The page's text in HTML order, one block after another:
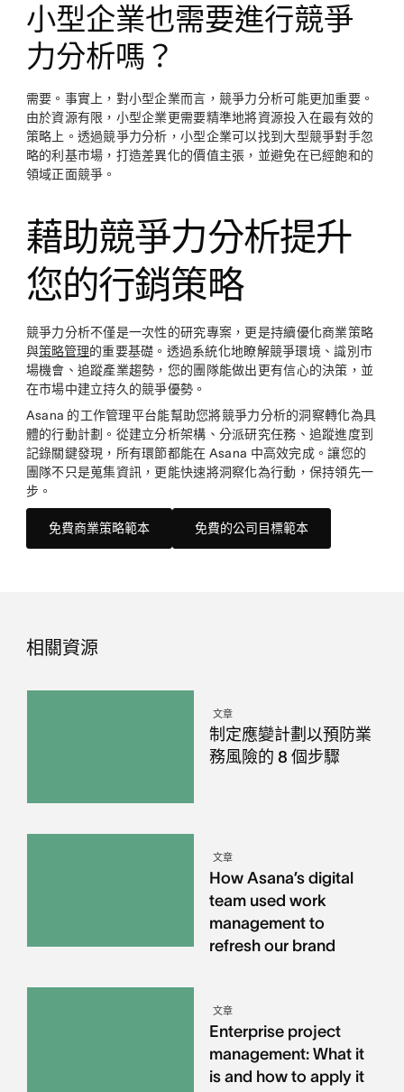
小型企業也需要進行競爭
力分析嗎？
需要。事實上，對小型企業而言，競爭力分析可能更加重要。
由於資源有限，小型企業更需要精準地將資源投入在最有效的
策略上。透過競爭力分析，小型企業可以找到大型競爭對手忽
略的利基市場，打造差異化的價值主張，並避免在已經飽和的
領域正面競爭。
藉助競爭力分析提升
您的行銷策略
競爭力分析不僅是一次性的研究專案，更是持續優化商業策略
與策略管理的重要基礎。透過系統化地瞭解競爭環境、識別市
場機會、追蹤產業趨勢，您的團隊能做出更有信心的決策，並
在市場中建立持久的競爭優勢。
Asana 的工作管理平台能幫助您將競爭力分析的洞察轉化為具
體的行動計劃。從建立分析架構、分派研究任務、追蹤進度到
記錄關鍵發現，所有環節都能在 Asana 中高效完成。讓您的
團隊不只是蒐集資訊，更能快速將洞察化為行動，保持領先一
步。
免費商業策略範本 免費的公司目標範本
相關資源
文章
制定應變計劃以預防業
務風險的 8 個步驟
文章
How Asana’s digital
team used work
management to
refresh our brand
文章
Enterprise project
management: What it
is and how to apply it